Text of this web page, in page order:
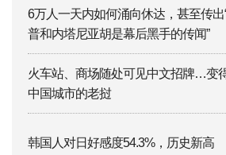
6万人一天内如何涌向休达，甚至传出
普和内塔尼亚胡是幕后黑手的传闻”
火车站、商场随处可见中文招牌…变
中国城市的老挝
韩国人对日好感度54.3%，历史新高